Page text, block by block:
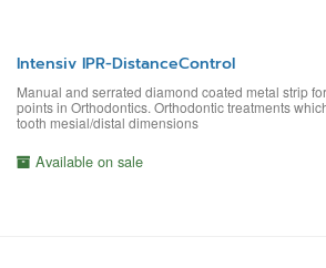
Intensiv IPR-DistanceControl
Manual and serrated diamond coated metal strip
points in Orthodontics. Orthodontic treatments
tooth mesial/distal dimensions
Available on sale